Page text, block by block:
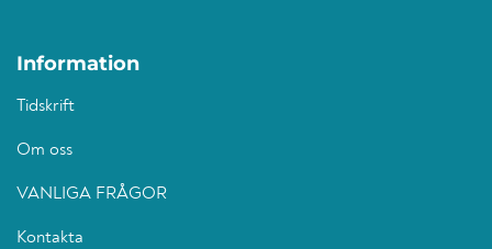
Information
Tidskrift
Om oss
VANLIGA FRÅGOR
Kontakta